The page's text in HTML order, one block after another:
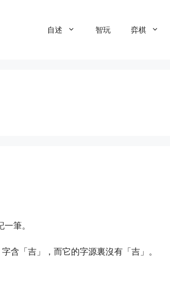
自述 智玩 弈棋
筆。
含「吉」，而它的字源裏沒有「吉」。